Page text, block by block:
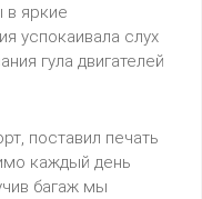
в яркие
успокаивала слух
гула двигателей
поставил печать
каждый день
багаж мы